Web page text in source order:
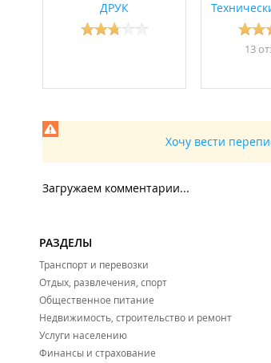
ДРУК
13
Хочу вести
Загружаем комментарии...
РАЗДЕЛЫ
Транспорт и перевозки
Отдых, развлечения, спорт
Общественное питание
Недвижимость, строительство и ремонт
Услуги населению
Финансы и страхование